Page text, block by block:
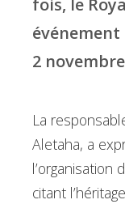
fois, le
2
La
Aletaha, a
l’organisation
citant